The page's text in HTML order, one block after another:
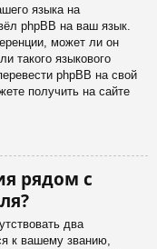
языка на
phpBB на ваш язык.
может ли он
такого языкового
phpBB на свой
получить на сайте
рядом с
два
к вашему званию,